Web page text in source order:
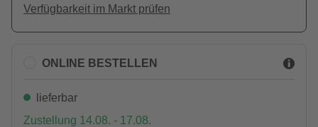
Verfügbarkeit im Markt prüfen
ONLINE BESTELLEN
lieferbar
Zustellung 14.08. - 17.08.